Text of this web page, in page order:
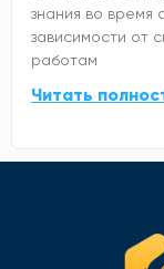
знания во время
зависимости от
работам
Читать